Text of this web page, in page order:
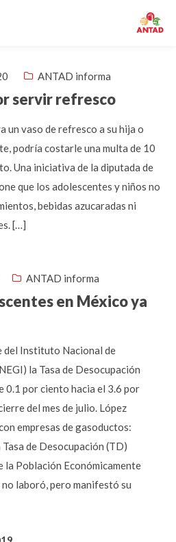
ANTAD informa
servir refresco
un vaso de refresco a su hija o
podría costarle una multa de 10
Una iniciativa de la diputada de
que los adolescentes y niños no
bebidas azucaradas ni
[…]
ANTAD informa
en México ya
del Instituto Nacional de
la Tasa de Desocupación
0.1 por ciento hacia el 3.6 por
del mes de julio. López
empresas de gasoductos:
de Desocupación (TD)
la Población Económicamente
laboró, pero manifestó su